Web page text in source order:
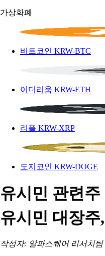
가상화폐
비트코인 KRW-BTC
이더리움 KRW-ETH
리플 KRW-XRP
도지코인 KRW-DOGE
유시민 관련주
유시민 대장
작성자: 알파스퀘어 리서치팀